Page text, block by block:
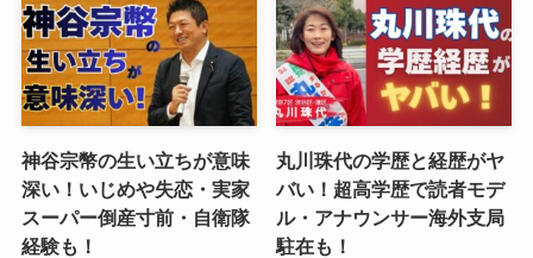
神谷宗幣の生い立ちが意味
深い！いじめや失恋・実家
スーパー倒産寸前・自衛隊
経験も！
丸川珠代の学歴と経歴がヤ
バい！超高学歴で読者モデ
ル・アナウンサー海外支局
駐在も！